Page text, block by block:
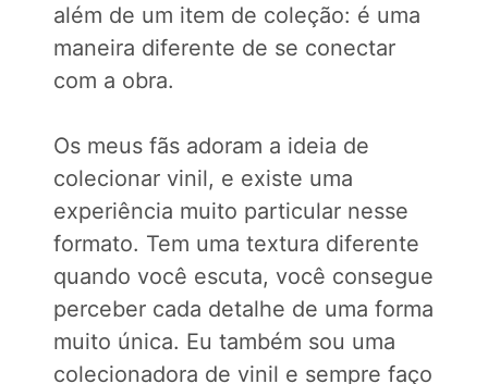
além de um item de coleção: é uma
maneira diferente de se conectar
com a obra.
Os meus fãs adoram a ideia de
colecionar vinil, e existe uma
experiência muito particular nesse
formato. Tem uma textura diferente
quando você escuta, você consegue
perceber cada detalhe de uma forma
muito única. Eu também sou uma
colecionadora de vinil e sempre faço